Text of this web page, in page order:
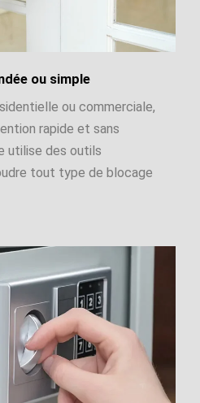
ou simple
ou commerciale,
rapide et sans
utilise des outils
tout type de blocage